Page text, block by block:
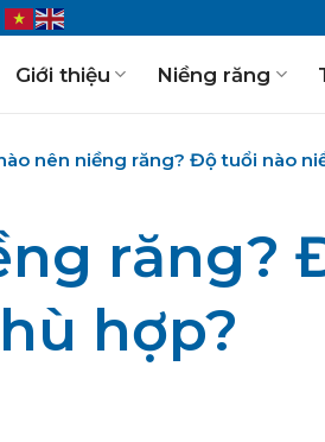
Giới thiệu Niềng răng
nên niềng răng? Độ tuổi nào
răng?
hợp?